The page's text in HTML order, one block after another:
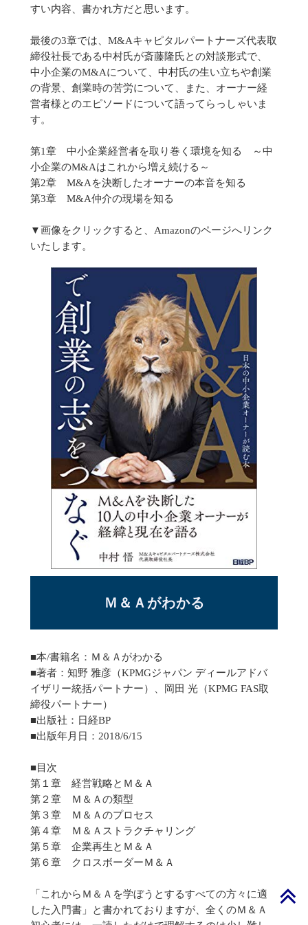
すい内容、書かれ方だと思います。
最後の3章では、M&Aキャピタルパートナーズ代表取
締役社長である中村氏が斎藤隆氏との対談形式で、
中小企業のM&Aについて、中村氏の生い立ちや創業
の背景、創業時の苦労について、また、オーナー経
営者様とのエピソードについて語ってらっしゃいま
す。
第1章 中小企業経営者を取り巻く環境を知る ～中
小企業のM&Aはこれから増え続ける～
第2章 M&Aを決断したオーナーの本音を知る
第3章 M&A仲介の現場を知る
▼画像をクリックすると、Amazonのページへリンク
いたします。
Ｍ＆Ａがわかる
■本/書籍名：Ｍ＆Ａがわかる
■著者：知野 雅彦（KPMGジャパン ディールアドバ
イザリー統括パートナー）、岡田 光（KPMG FAS取
締役パートナー）
■出版社：日経BP
■出版年月日：2018/6/15
■目次
第１章 経営戦略とＭ＆Ａ
第２章 Ｍ＆Ａの類型
第３章 Ｍ＆Ａのプロセス
第４章 Ｍ＆Ａストラクチャリング
第５章 企業再生とＭ＆Ａ
第６章 クロスボーダーＭ＆Ａ
「これからＭ＆Ａを学ぼうとするすべての方々に適
した入門書」と書かれておりますが、全くのＭ＆Ａ